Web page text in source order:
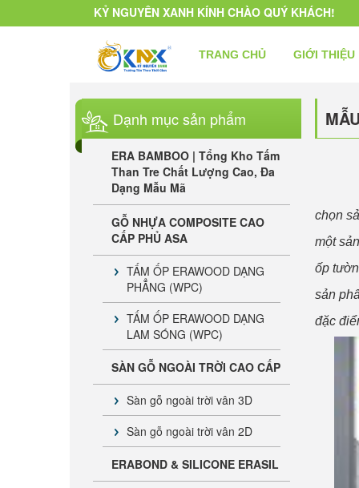
KỶ NGUYÊN XANH KÍNH CHÀO QUÝ KHÁCH!
TRANG CHỦ GIỚI THIỆU
chọn
một
ốp
sản
đặc
Dạnh mục sản phẩm
ERA BAMBOO | Tổng Kho Tấm
Than Tre Chất Lượng Cao, Đa
Dạng Mẫu Mã
GỖ NHỰA COMPOSITE CAO
CẤP PHỦ ASA
TẤM ỐP ERAWOOD DẠNG
PHẲNG (WPC)
TẤM ỐP ERAWOOD DẠNG
LAM SÓNG (WPC)
SÀN GỖ NGOÀI TRỜI CAO CẤP
Sàn gỗ ngoài trời vân 3D
Sàn gỗ ngoài trời vân 2D
ERABOND & SILICONE ERASIL